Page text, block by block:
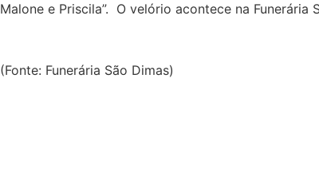
Malone e Priscila”. O velório acontece na
(Fonte: Funerária São Dimas)